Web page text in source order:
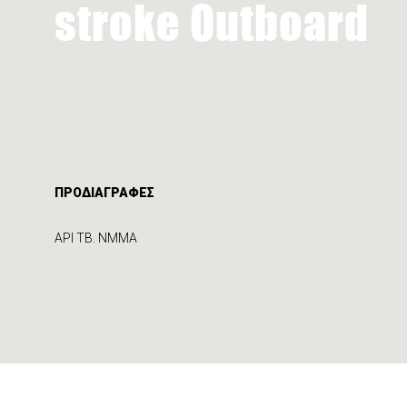
stroke Outboard
ΠΡΟΔΙΑΓΡΑΦΕΣ
API TB. NMMA